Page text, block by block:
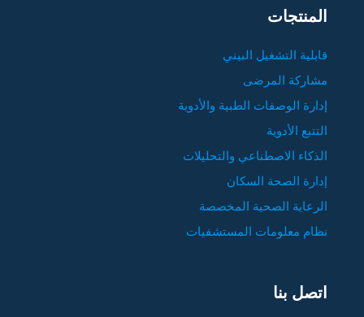
المنتجات
قابلية التشغيل البيني
مشاركة المرضى
إدارة الوصفات الطبية والأدوية
التتبع الأدوية
الذكاء الاصطناعي والتحليلات
إدارة الصحة السكان
الرعاية الصحية المخصصة
نظام معلومات المستشفيات
اتصل بنا